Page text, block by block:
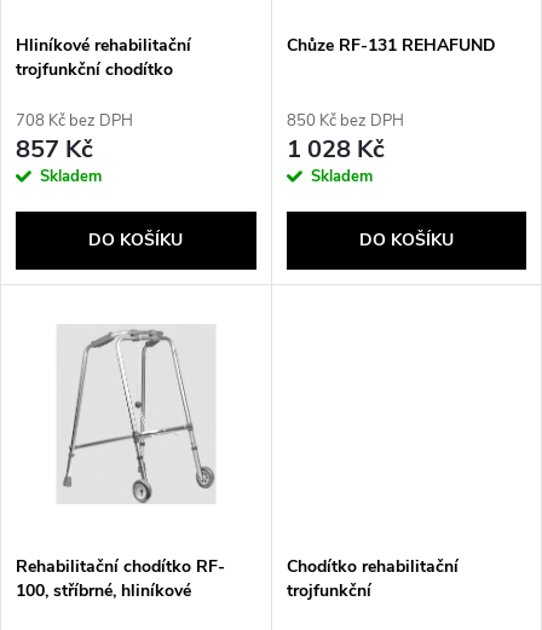
p
r
o
u
s
p
r
o
d
Hliníkové rehabilitační
trojfunkční chodítko
708 Kč bez DPH
857 Kč
Skladem
DO KOŠÍKU
Chůze RF-131 REHAFUND
850 Kč bez DPH
1 028 Kč
Skladem
DO KOŠÍKU
Rehabilitační chodítko RF-
100, stříbrné, hliníkové
Chodítko rehabilitační
trojfunkční